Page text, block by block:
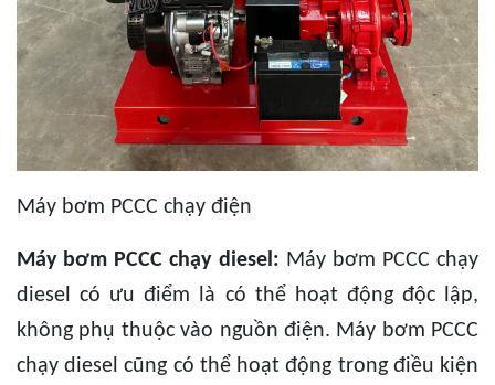
Máy bơm PCCC chạy điện
Máy bơm PCCC chạy diesel: Máy bơm PCCC chạy
diesel có ưu điểm là có thể hoạt động độc lập,
không phụ thuộc vào nguồn điện. Máy bơm PCCC
chạy diesel cũng có thể hoạt động trong điều kiện